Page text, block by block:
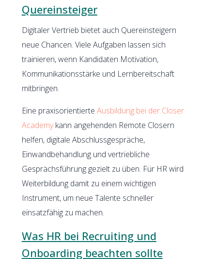
Quereinsteiger
Digitaler Vertrieb bietet auch Quereinsteigern
neue Chancen. Viele Aufgaben lassen sich
trainieren, wenn Kandidaten Motivation,
Kommunikationsstärke und Lernbereitschaft
mitbringen.
Eine praxisorientierte Ausbildung bei der Closer
Academykann angehenden Remote Closern
helfen, digitale Abschlussgespräche,
Einwandbehandlung und vertriebliche
Gesprächsführung gezielt zu üben. Für HR wird
Weiterbildung damit zu einem wichtigen
Instrument, um neue Talente schneller
einsatzfähig zu machen.
Was HR bei Recruiting und
Onboarding beachten sollte